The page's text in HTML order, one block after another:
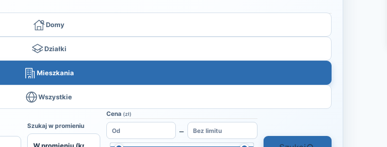
Domy
Działki
Mieszkania
Wszystkie
Szukaj w promieniu
Cena (zł)
–